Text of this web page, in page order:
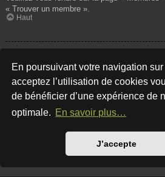
En poursuivant votre navigation
acceptez l’utilisation de cookies
de bénéficier d’une expérience de
optimale. En savoir plus…
J’accepte
« Trouver un membre ».
Haut
Comment puis-je retrouver mes
sujets ?
Vos propres messages peuvent être
« Afficher vos messages » dans le panneau
soit en cliquant sur le lien « Rechercher les
sur la page de votre propre profil ou soit en
« Raccourcis » situé sur la partie
recherche de vos propres sujets, utilisez la
remplissez convenablement les options qui